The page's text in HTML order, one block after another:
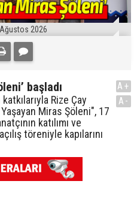
2026
başladı
Rize Çay
Miras Şöleni", 17
katılımı ve
töreniyle kapılarını
A+
A-